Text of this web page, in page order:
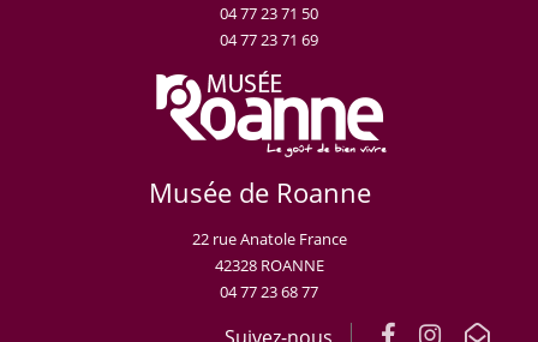
04 77 23 71 50
04 77 23 71 69
Musée de Roanne
22 rue Anatole France
42328 ROANNE
04 77 23 68 77